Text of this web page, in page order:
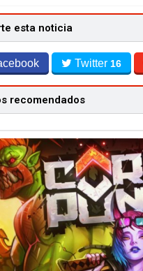
esta noticia
Twitter 16
recomendados